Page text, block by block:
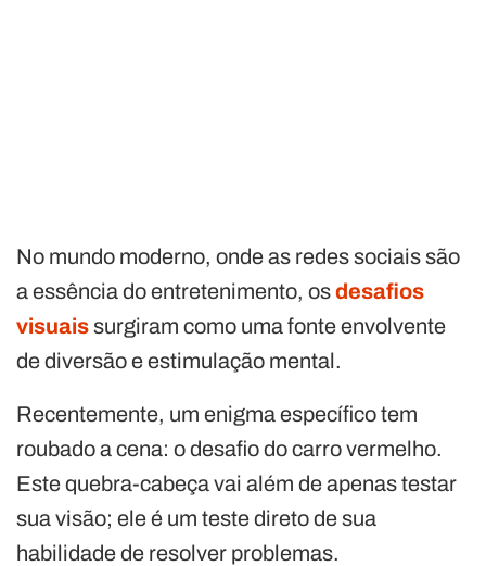
No mundo moderno, onde as redes sociais são
a essência do entretenimento, osdesafios
visuaissurgiram como uma fonte envolvente
de diversão e estimulação mental.
Recentemente, um enigma específico tem
roubado a cena: o desafio do carro vermelho.
Este quebra-cabeça vai além de apenas testar
sua visão; ele é um teste direto de sua
habilidade de resolver problemas.